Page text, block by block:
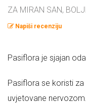
ZA MIRAN SAN,
Napiši recenziju
Pasiflora je sjajan
Pasiflora se koristi
uvjetovane nervozom.